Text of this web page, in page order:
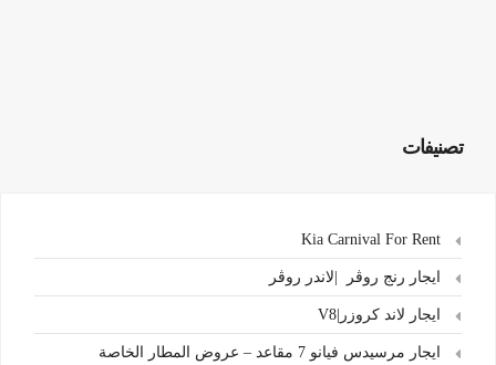
تصنيفات
ايجار رنج روڤر |لاندر روڤر
ايجار لاند كروزر|V8
ايجار مرسيدس فيانو 7 مقاعد – عروض المطار الخاصة